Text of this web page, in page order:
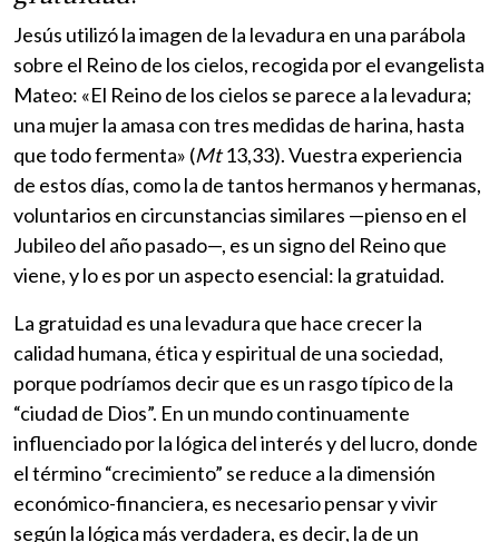
Jesús utilizó la imagen de la levadura en una parábola
sobre el Reino de los cielos, recogida por el evangelista
Mateo: «El Reino de los cielos se parece a la levadura;
una mujer la amasa con tres medidas de harina, hasta
que todo fermenta» (Mt13,33). Vuestra experiencia
de estos días, como la de tantos hermanos y hermanas,
voluntarios en circunstancias similares —pienso en el
Jubileo del año pasado—, es un signo del Reino que
viene, y lo es por un aspecto esencial: la gratuidad.
La gratuidad es una levadura que hace crecer la
calidad humana, ética y espiritual de una sociedad,
porque podríamos decir que es un rasgo típico de la
“ciudad de Dios”. En un mundo continuamente
influenciado por la lógica del interés y del lucro, donde
el término “crecimiento” se reduce a la dimensión
económico-financiera, es necesario pensar y vivir
según la lógica más verdadera, es decir, la de un